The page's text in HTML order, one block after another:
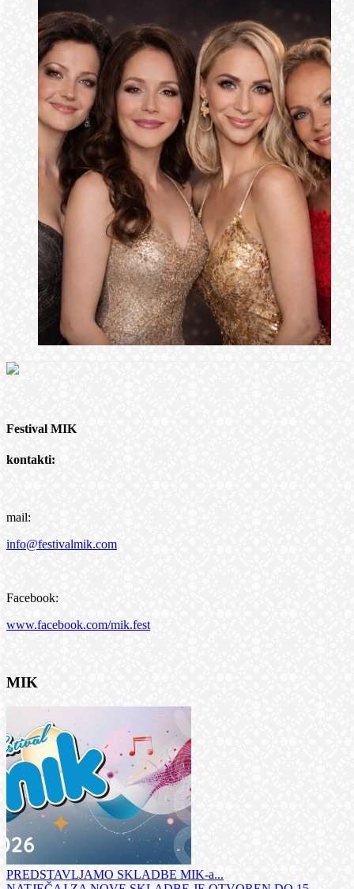
Festival MIK
kontakti:
mail:
info@festivalmik.com
Facebook:
www.facebook.com/mik.fest
MIK
PREDSTAVLJAMO SKLADBE MIK-a...